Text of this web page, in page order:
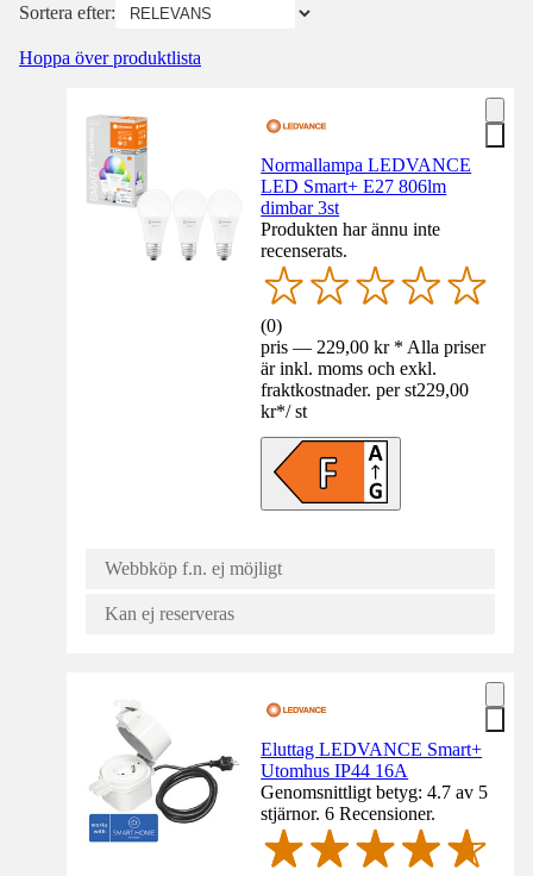
Sortera efter:
Hoppa över produktlista
Normallampa LEDVANCE
LED Smart+ E27 806lm
dimbar 3st
Produkten har ännu inte
recenserats.
(0)
pris — 229,00 kr * Alla priser
är inkl. moms och exkl.
fraktkostnader. per st229,00
kr*/ st
Webbköp f.n. ej möjligt
Kan ej reserveras
Eluttag LEDVANCE Smart+
Utomhus IP44 16A
Genomsnittligt betyg: 4.7 av 5
stjärnor. 6 Recensioner.